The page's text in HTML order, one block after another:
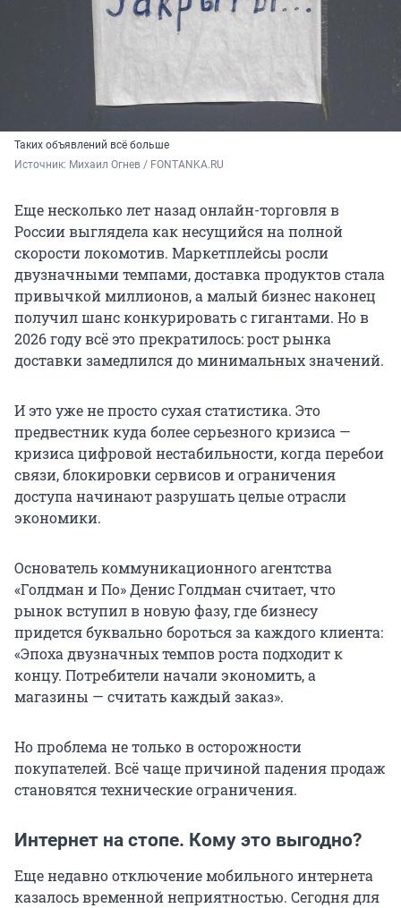
Таких объявлений всё больше
Источник: Михаил Огнев / FONTANKA.RU
Еще несколько лет назад онлайн-торговля в
России выглядела как несущийся на полной
скорости локомотив. Маркетплейсы росли
двузначными темпами, доставка продуктов стала
привычкой миллионов, а малый бизнес наконец
получил шанс конкурировать с гигантами. Но в
2026 году всё это прекратилось: рост рынка
доставки замедлился до минимальных значений.
И это уже не просто сухая статистика. Это
предвестник куда более серьезного кризиса —
кризиса цифровой нестабильности, когда перебои
связи, блокировки сервисов и ограничения
доступа начинают разрушать целые отрасли
экономики.
Основатель коммуникационного агентства
«Голдман и По» Денис Голдман считает, что
рынок вступил в новую фазу, где бизнесу
придется буквально бороться за каждого клиента:
«Эпоха двузначных темпов роста подходит к
концу. Потребители начали экономить, а
магазины — считать каждый заказ».
Но проблема не только в осторожности
покупателей. Всё чаще причиной падения продаж
становятся технические ограничения.
Интернет на стопе. Кому это выгодно?
Еще недавно отключение мобильного интернета
казалось временной неприятностью. Сегодня для